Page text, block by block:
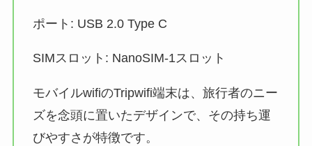
ポート: USB 2.0 Type C
SIMスロット: NanoSIM-1スロット
モバイルwifiのTripwifi端末は、旅行者のニー
ズを念頭に置いたデザインで、その持ち運
びやすさが特徴です。